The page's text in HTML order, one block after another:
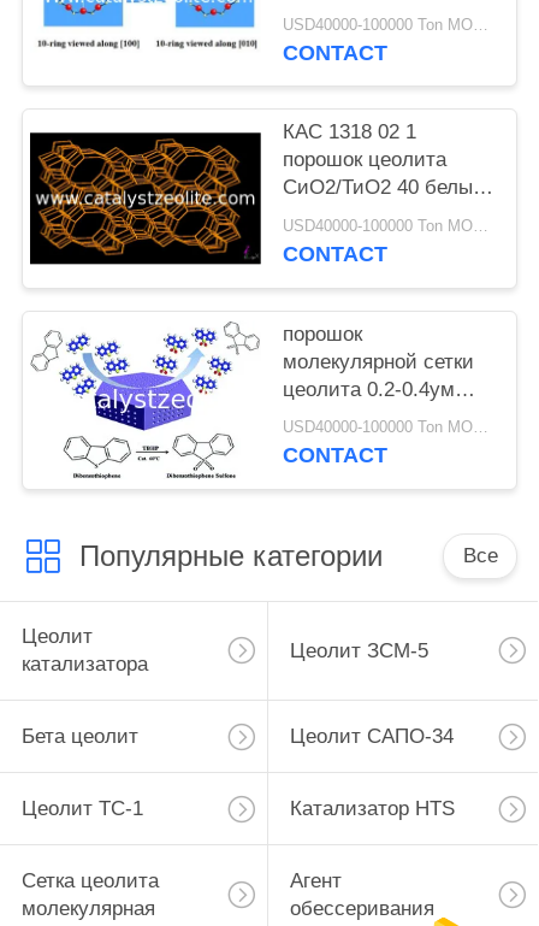
молекулярная
USD40000-100000 Ton MOQ:1 кг
CONTACT
КАС 1318 02 1
порошок цеолита
СиО2/ТиО2 40 белых
ТС-1
USD40000-100000 Ton MOQ:1 кг
CONTACT
порошок
молекулярной сетки
цеолита 0.2-0.4ум
ТС-1
USD40000-100000 Ton MOQ:1 кг
CONTACT
Популярные категории Все
Цеолит
катализатора
Цеолит ЗСМ-5
Бета цеолит Цеолит САПО-34
Цеолит ТС-1 Катализатор HTS
Сетка цеолита
молекулярная
Агент
обессеривания